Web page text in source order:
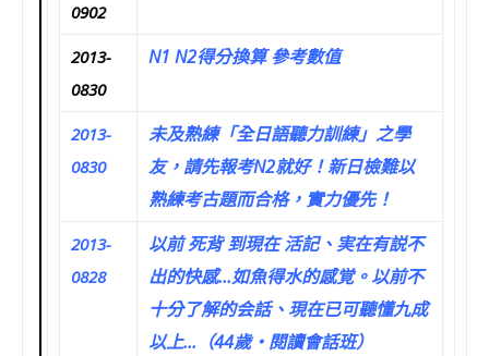
0902
2013-
0830
N1 N2得分換算 參考數值
2013-
0830
未及熟練「全日語聽力訓練」之學
友，請先報考N2就好！新日檢難以
熟練考古題而合格，實力優先！
2013-
0828
以前 死背 到現在 活記、実在有説不
出的快感…如魚得水的感覚。以前不
十分了解的会話、現在已可聽懂九成
以上…（44歲‧閱讀會話班）